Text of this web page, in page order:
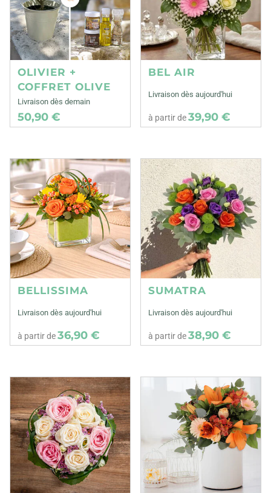
OLIVIER +
COFFRET OLIVE
Livraison dès demain
50,90 €
BEL AIR
Livraison dès aujourd'hui
à partir de39,90 €
BELLISSIMA
Livraison dès aujourd'hui
à partir de36,90 €
SUMATRA
Livraison dès aujourd'hui
à partir de38,90 €